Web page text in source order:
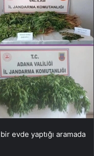
evde yaptığı aramada